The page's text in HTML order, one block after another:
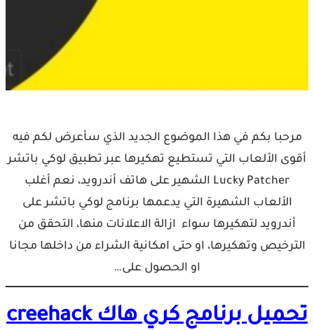
مرحبا بكم في هذا الموضوع الجديد الذي سأعرض لكم فيه
أقوى الألعاب التي تستطيع تهكيرها عبر تطبيق لوكي باتشر
Lucky Patcher الشهير على هاتف أندرويد، نعم أغلب
الألعاب الشهيرة التي يدعمها برنامج لوكي باتشر على
أندرويد لتهكيرها سواء ازالة الاعلانات منها، التحقق من
الترخيص وتهكيرها، او حتى امكانية الشراء من داخلها مجانا
او الحصول على…
تحميل برنامج كري هاك creehack